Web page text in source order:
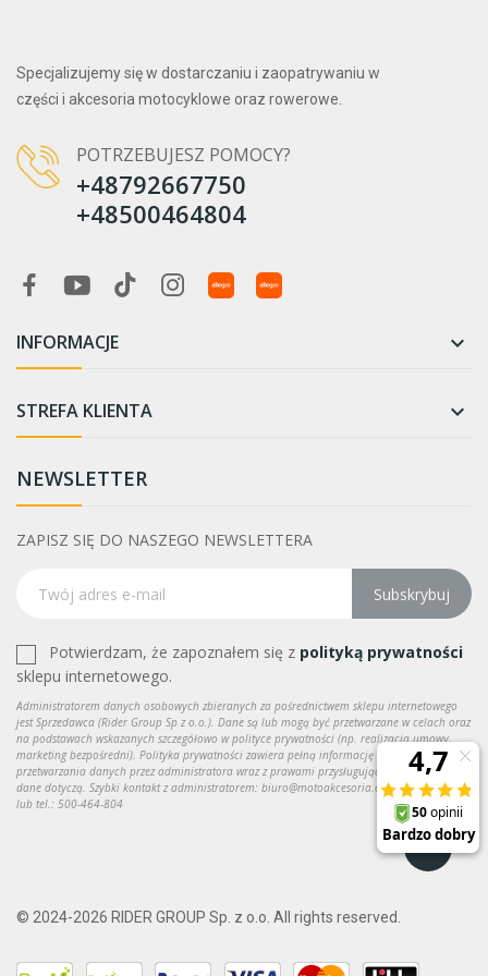
Specjalizujemy się w dostarczaniu i zaopatrywaniu w
części i akcesoria motocyklowe oraz rowerowe.
POTRZEBUJESZ POMOCY?
+48792667750
+48500464804
INFORMACJE 
STREFA KLIENTA 
NEWSLETTER
ZAPISZ SIĘ DO NASZEGO NEWSLETTERA
Subskrybuj
Potwierdzam, że zapoznałem się z polityką prywatności
sklepu internetowego.
Administratorem danych osobowych zbieranych za pośrednictwem sklepu internetowego
jest Sprzedawca (Rider Group Sp z o.o.). Dane są lub mogą być przetwarzane w celach oraz
na podstawach wskazanych szczegółowo w polityce prywatności (np. realizacja umowy,
marketing bezpośredni). Polityka prywatności zawiera pełną informację na temat
przetwarzania danych przez administratora wraz z prawami przysługującymi osobie, której
dane dotyczą. Szybki kontakt z administratorem: biuro@motoakcesoria.com do kontaktu
lub tel.: 500-464-804
© 2024-2026 RIDER GROUP Sp. z o.o. All rights reserved.